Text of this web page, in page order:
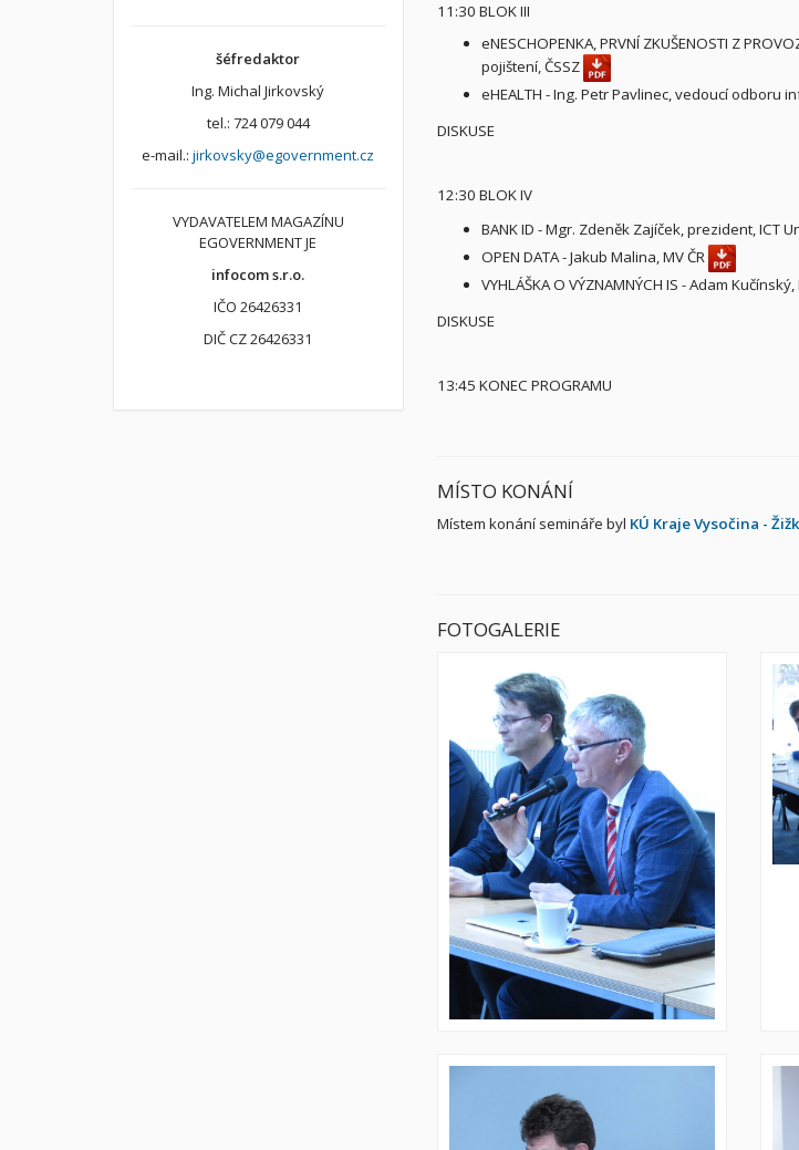
11:30 BLOK III
eNESCHOPENKA, PRVNÍ ZKUŠENOSTI Z
pojištení, ČSSZ
eHEALTH - Ing. Petr Pavlinec, vedoucí odboru
DISKUSE
12:30 BLOK IV
BANK ID - Mgr. Zdeněk Zajíček, prezident, ICT
OPEN DATA - Jakub Malina, MV ČR
VYHLÁŠKA O VÝZNAMNÝCH IS - Adam Kučínský,
DISKUSE
13:45 KONEC PROGRAMU
MÍSTO KONÁNÍ
Místem konání semináře byl KÚ Kraje Vysočina -
FOTOGALERIE
šéfredaktor
Ing. Michal Jirkovský
tel.: 724 079 044
e-mail.:jirkovsky@egovernment.cz
VYDAVATELEM MAGAZÍNU
EGOVERNMENT JE
infocom s.r.o.
IČO 26426331
DIČ CZ 26426331